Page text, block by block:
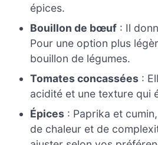
épices.
Bouillon de bœuf : Il
Pour une option plus
bouillon de légumes.
Tomates concassées :
acidité et une texture qui
Épices : Paprika et
de chaleur et de